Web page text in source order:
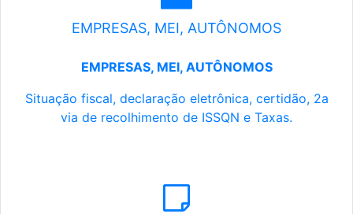
EMPRESAS, MEI, AUTÔNOMOS
EMPRESAS, MEI, AUTÔNOMOS
Situação fiscal, declaração eletrônica, certidão, 2a
via de recolhimento de ISSQN e Taxas.